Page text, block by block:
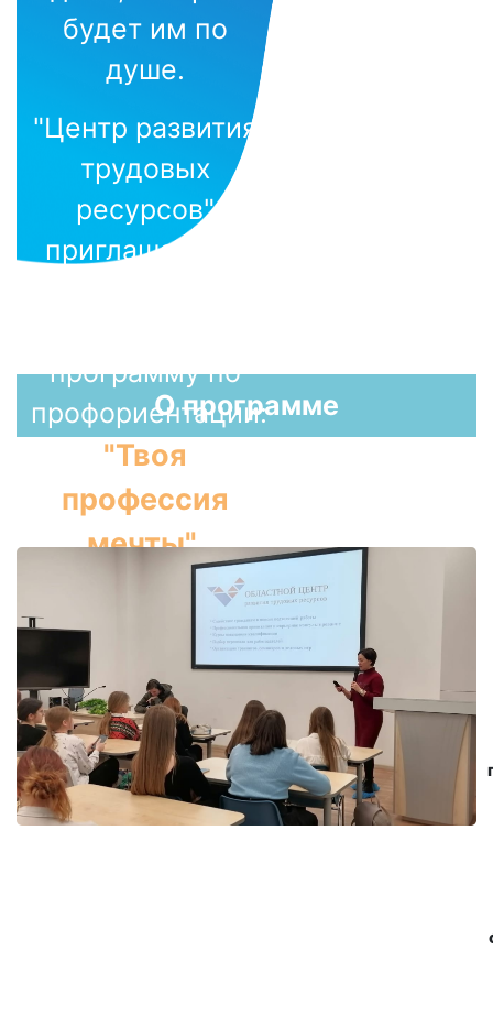
будет им по
душе.
"Центр развития
трудовых
ресурсов"
приглашает на
программу по
профориентации:
"Твоя
профессия
мечты".
Оставить заявку
О программе